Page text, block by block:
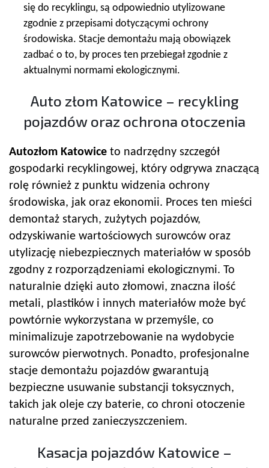
się do recyklingu, są odpowiednio utylizowane
zgodnie z przepisami dotyczącymi ochrony
środowiska. Stacje demontażu mają obowiązek
zadbać o to, by proces ten przebiegał zgodnie z
aktualnymi normami ekologicznymi.
Auto złom Katowice – recykling
pojazdów oraz ochrona otoczenia
Autozłom Katowice to nadrzędny szczegół
gospodarki recyklingowej, który odgrywa znaczącą
rolę również z punktu widzenia ochrony
środowiska, jak oraz ekonomii. Proces ten mieści
demontaż starych, zużytych pojazdów,
odzyskiwanie wartościowych surowców oraz
utylizację niebezpiecznych materiałów w sposób
zgodny z rozporządzeniami ekologicznymi. To
naturalnie dzięki auto złomowi, znaczna ilość
metali, plastików i innych materiałów może być
powtórnie wykorzystana w przemyśle, co
minimalizuje zapotrzebowanie na wydobycie
surowców pierwotnych. Ponadto, profesjonalne
stacje demontażu pojazdów gwarantują
bezpieczne usuwanie substancji toksycznych,
takich jak oleje czy baterie, co chroni otoczenie
naturalne przed zanieczyszczeniem.
Kasacja pojazdów Katowice –